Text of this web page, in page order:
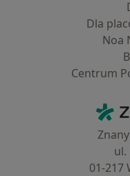
Dla
Noa
Centrum
ul.
01-217